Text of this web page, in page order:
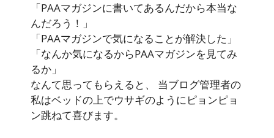
「PAAマガジンに書いてあるんだから本当な
んだろう！」
「PAAマガジンで気になることが解決した」
「なんか気になるからPAAマガジンを見てみ
るか」
なんて思ってもらえると、 当ブログ管理者の
私はベッドの上でウサギのようにピョンピョ
ン跳ねて喜びます。